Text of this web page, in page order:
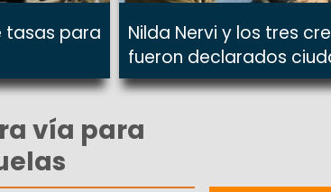
tasas para
Nilda Nervi y los tres
fueron declarados
vía para